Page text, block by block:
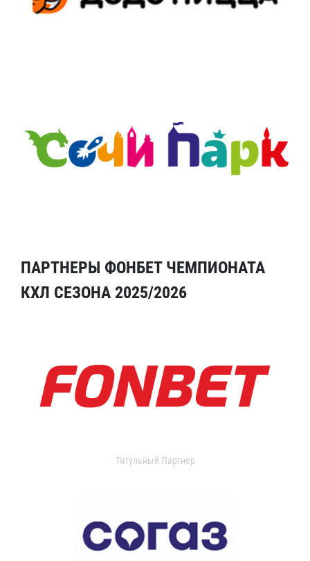
ПАРТНЕРЫ ФОНБЕТ ЧЕМПИОНАТА
КХЛ СЕЗОНА 2025/2026
Титульный Партнер